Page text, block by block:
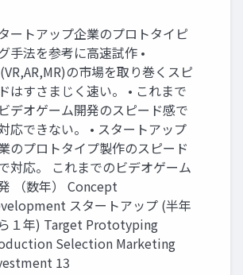
ートアップ企業のプロトタイピ
手法を参考に高速試作 •
の市場を取り巻くスピ
はすさまじく速い。 • これまで
デオゲーム開発のスピード感で
応できない。 • スタートアップ
のプロトタイプ製作のスピード
対応。 これまでのビデオゲーム
（数年） Concept
スタートアップ (半年
１年) Target Prototyping
Selection Marketing
13